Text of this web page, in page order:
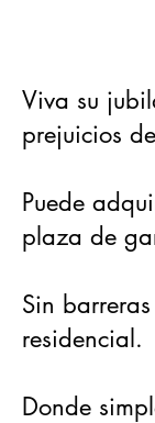
Viva su
prejuicios
Puede
plaza de
Sin
residencial.
Donde